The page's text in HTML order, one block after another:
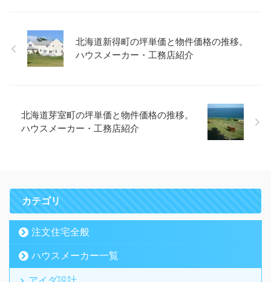
北海道新得町の坪単価と物件価格の推移。
ハウスメーカー・工務店紹介
北海道芽室町の坪単価と物件価格の推移。
ハウスメーカー・工務店紹介
カテゴリ
注文住宅全般
ハウスメーカー一覧